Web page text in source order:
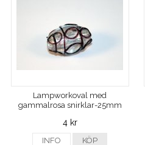
Lampworkoval med
gammalrosa snirklar-25mm
4 kr
INFO KÖP